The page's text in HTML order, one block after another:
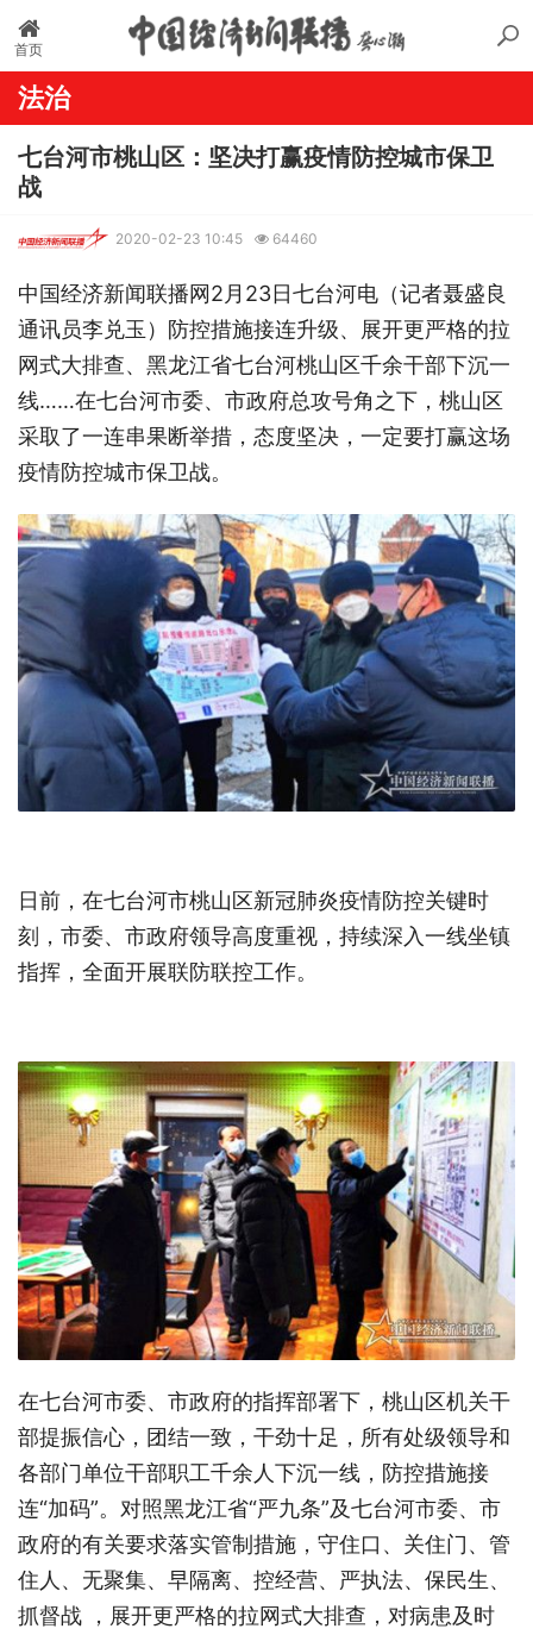
首页
法治
七台河市桃山区：坚决打赢疫情防控城市保卫
战
2020-02-23 10:45 64460
中国经济新闻联播网2月23日七台河电（记者聂盛良
通讯员李兑玉）防控措施接连升级、展开更严格的拉
网式大排查、黑龙江省七台河桃山区千余干部下沉一
线……在七台河市委、市政府总攻号角之下，桃山区
采取了一连串果断举措，态度坚决，一定要打赢这场
疫情防控城市保卫战。
日前，在七台河市桃山区新冠肺炎疫情防控关键时
刻，市委、市政府领导高度重视，持续深入一线坐镇
指挥，全面开展联防联控工作。
在七台河市委、市政府的指挥部署下，桃山区机关干
部提振信心，团结一致，干劲十足，所有处级领导和
各部门单位干部职工千余人下沉一线，防控措施接
连“加码”。对照黑龙江省“严九条”及七台河市委、市
政府的有关要求落实管制措施，守住口、关住门、管
住人、无聚集、早隔离、控经营、严执法、保民生、
抓督战 ，展开更严格的拉网式大排查，对病患及时